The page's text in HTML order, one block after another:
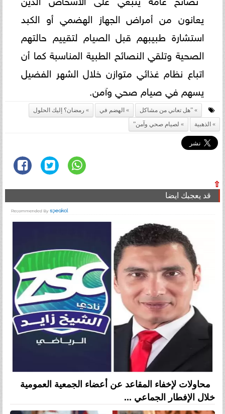
يعانون من أمراض الجهاز الهضمي أو الكبد
استشارة طبيبهم قبل الصيام لتقييم حالتهم
الصحية وتلقي النصائح الطبية المناسبة كما أن
اتباع نظام غذائي متوازن خلال الشهر الفضيل
يسهم في صيام صحي وآمن.
”هل تعاني من مشاكل الهضم في
رمضان؟ إليك الحلول
الذهبية
لصيام صحي وآمن”
⇧
قد يعجبك ايضا
محاولات لإخفاء المقاعد عن أعضاء الجمعية العمومية
خلال الإفطار الجماعي ...